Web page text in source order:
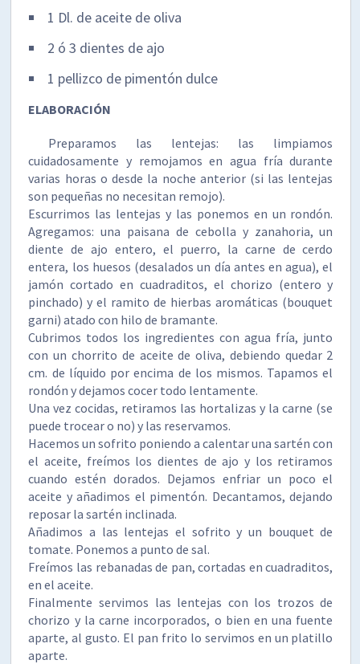
1 Dl. de aceite de oliva
2 ó 3 dientes de ajo
1 pellizco de pimentón dulce
ELABORACIÓN
Preparamos las lentejas: las limpiamos
cuidadosamente y remojamos en agua fría durante
varias horas o desde la noche anterior (si las lentejas
son pequeñas no necesitan remojo).
Escurrimos las lentejas y las ponemos en un rondón.
Agregamos: una paisana de cebolla y zanahoria, un
diente de ajo entero, el puerro, la carne de cerdo
entera, los huesos (desalados un día antes en agua), el
jamón cortado en cuadraditos, el chorizo (entero y
pinchado) y el ramito de hierbas aromáticas (bouquet
garni) atado con hilo de bramante.
Cubrimos todos los ingredientes con agua fría, junto
con un chorrito de aceite de oliva, debiendo quedar 2
cm. de líquido por encima de los mismos. Tapamos el
rondón y dejamos cocer todo lentamente.
Una vez cocidas, retiramos las hortalizas y la carne (se
puede trocear o no) y las reservamos.
Hacemos un sofrito poniendo a calentar una sartén con
el aceite, freímos los dientes de ajo y los retiramos
cuando estén dorados. Dejamos enfriar un poco el
aceite y añadimos el pimentón. Decantamos, dejando
reposar la sartén inclinada.
Añadimos a las lentejas el sofrito y un bouquet de
tomate. Ponemos a punto de sal.
Freímos las rebanadas de pan, cortadas en cuadraditos,
en el aceite.
Finalmente servimos las lentejas con los trozos de
chorizo y la carne incorporados, o bien en una fuente
aparte, al gusto. El pan frito lo servimos en un platillo
aparte.